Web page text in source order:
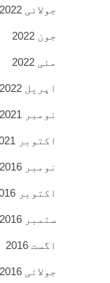
جولائی 2022
جون 2022
مئی 2022
اپریل 2022
نومبر 2021
اکتوبر 2021
نومبر 2016
اکتوبر 2016
ستمبر 2016
اگست 2016
جولائی 2016